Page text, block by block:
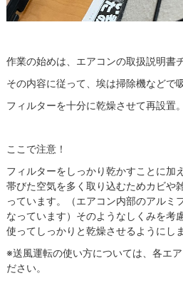
作業の始めは、エアコンの取扱説明書
その内容に従って、埃は掃除機などで
フィルターを十分に乾燥させて再設置
ここで注意！
フィルターをしっかり乾かすことに加
帯びた空気を多く取り込むためカビや
っています。（エアコン内部のアルミ
なっています）そのようなしくみを考
使ってしっかりと乾燥させるようにし
※送風運転の使い方については、各エ
ださい。